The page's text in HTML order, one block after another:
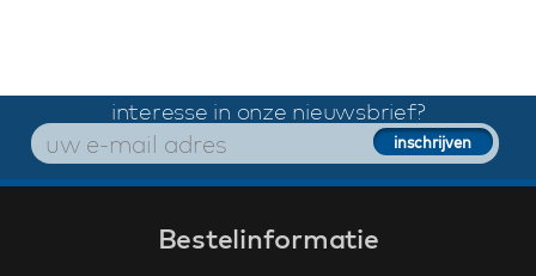
interesse in onze nieuwsbrief?
Bestelinformatie